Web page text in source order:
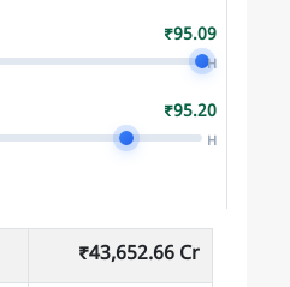
₹95.09
H
₹95.20
H
₹43,652.66 Cr